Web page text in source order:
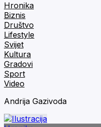
Hronika
Biznis
Društvo
Lifestyle
Svijet
Kultura
Gradovi
Sport
Video
Andrija Gazivoda